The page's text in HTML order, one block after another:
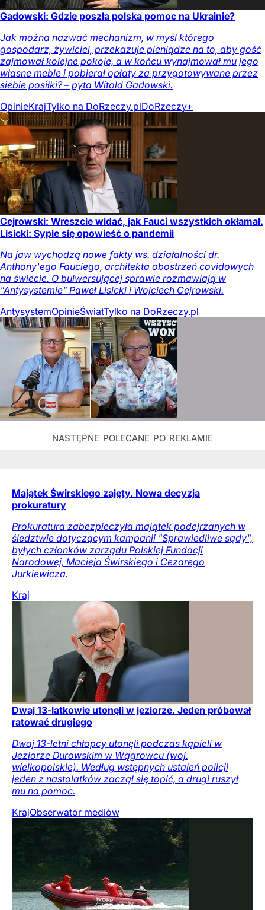
Gadowski: Gdzie poszła polska pomoc na Ukrainie?
Jak można nazwać mechanizm, w myśl którego
gospodarz, żywiciel, przekazuje pieniądze na to, aby gość
zajmował kolejne pokoje, a w końcu wynajmował mu jego
własne meble i pobierał opłaty za przygotowywane przez
siebie posiłki? – pyta Witold Gadowski.
OpinieKrajTylko na DoRzeczy.plDoRzeczy+
Cejrowski: Wreszcie widać, jak Fauci wszystkich okłamał.
Lisicki: Sypie się opowieść o pandemii
Na jaw wychodzą nowe fakty ws. działalności dr.
Anthony'ego Fauciego, architekta obostrzeń covidowych
na świecie. O bulwersującej sprawie rozmawiają w
"Antysystemie" Paweł Lisicki i Wojciech Cejrowski.
AntysystemOpinieŚwiatTylko na DoRzeczy.pl
Majątek Świrskiego zajęty. Nowa decyzja
prokuratury
Prokuratura zabezpieczyła majątek podejrzanych w
śledztwie dotyczącym kampanii "Sprawiedliwe sądy",
byłych członków zarządu Polskiej Fundacji
Narodowej, Macieja Świrskiego i Cezarego
Jurkiewicza.
Kraj
Dwaj 13-latkowie utonęli w jeziorze. Jeden próbował
ratować drugiego
Dwaj 13-letni chłopcy utonęli podczas kąpieli w
Jeziorze Durowskim w Wągrowcu (woj.
wielkopolskie). Według wstępnych ustaleń policji
jeden z nastolatków zaczął się topić, a drugi ruszył
mu na pomoc.
KrajObserwator mediów